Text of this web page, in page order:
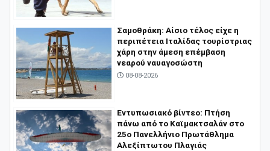
Σαμοθράκη: Αίσιο τέλος είχε η
περιπέτεια Ιταλίδας τουρίστριας
χάρη στην άμεση επέμβαση
νεαρού ναυαγοσώστη
08-08-2026
​Εντυπωσιακό βίντεο: Πτήση
πάνω από το Καϊμακτσαλάν στο
25ο Πανελλήνιο Πρωτάθλημα
Αλεξίπτωτου Πλαγιάς